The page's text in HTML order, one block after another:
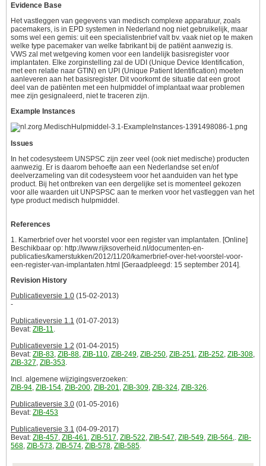
Evidence Base
Het vastleggen van gegevens van medisch complexe apparatuur, zoals
pacemakers, is in EPD systemen in Nederland nog niet gebruikelijk, maar
soms wel een gemis: uit een specialistenbrief valt bv. vaak niet op te maken
welke type pacemaker van welke fabrikant bij de patiënt aanwezig is.
VWS zal met wetgeving komen voor een landelijk basisregister voor
implantaten. Elke zorginstelling zal de UDI (Unique Device Identification,
met een relatie naar GTIN) en UPI (Unique Patient Identification) moeten
aanleveren aan het basisregister. Dit voorkomt de situatie dat een groot
deel van de patiënten met een hulpmiddel of implantaat waar problemen
mee zijn gesignaleerd, niet te traceren zijn.
Example Instances
Issues
In het codesysteem UNSPSC zijn zeer veel (ook niet medische) producten
aanwezig. Er is daarom behoefte aan een Nederlandse set en/of
deelverzameling van dit codesysteem voor het aanduiden van het type
product. Bij het ontbreken van een dergelijke set is momenteel gekozen
voor alle waarden uit UNPSPSC aan te merken voor het vastleggen van het
type product medisch hulpmiddel.
References
1. Kamerbrief over het voorstel voor een register van implantaten. [Online]
Beschikbaar op: http://www.rijksoverheid.nl/documenten-en-
publicaties/kamerstukken/2012/11/20/kamerbrief-over-het-voorstel-voor-
een-register-van-implantaten.html [Geraadpleegd: 15 september 2014].
Revision History
Publicatieversie 1.0 (15-02-2013)
-
Publicatieversie 1.1 (01-07-2013)
Bevat: ZIB-11.
Publicatieversie 1.2 (01-04-2015)
Bevat: ZIB-83, ZIB-88, ZIB-110, ZIB-249, ZIB-250, ZIB-251, ZIB-252, ZIB-308,
ZIB-327, ZIB-353.
Incl. algemene wijzigingsverzoeken:
ZIB-94, ZIB-154, ZIB-200, ZIB-201, ZIB-309, ZIB-324, ZIB-326.
Publicatieversie 3.0 (01-05-2016)
Bevat: ZIB-453
Publicatieversie 3.1 (04-09-2017)
Bevat: ZIB-457, ZIB-461, ZIB-517, ZIB-522, ZIB-547, ZIB-549, ZIB-564,. ZIB-
568, ZIB-573, ZIB-574, ZIB-578, ZIB-585.